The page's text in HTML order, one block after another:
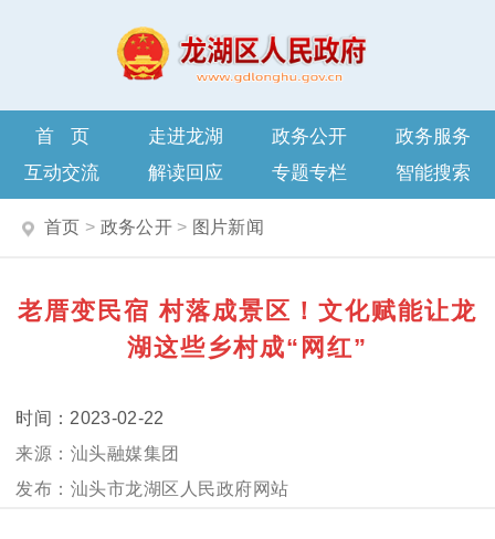
首页 走进龙湖 政务公开
政务服务
互动交流
解读回应 专题专栏 智能搜索
首页 > 政务公开> 图片新闻
老厝变民宿 村落成景区！文化赋能让龙
湖这些乡村成“网红”
2023-02-22
汕头融媒集团
汕头市龙湖区人民政府网站